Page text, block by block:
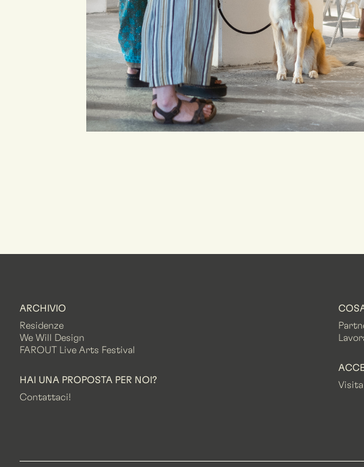
ARCHIVIO
Residenze
We Will Design
FAROUT Live Arts Festival
HAI UNA PROPOSTA PER NOI?
Contattaci!